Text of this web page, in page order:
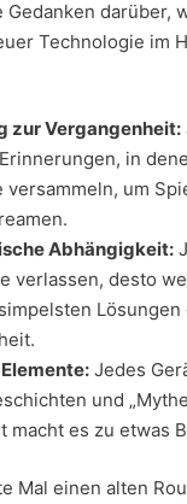
darüber,
Technologie im
zur⁢ Vergangenheit:
in
versammeln, um
Abhängigkeit:
verlassen, desto
Lösungen
Jedes
und
macht es zu etwas
Mal einen alten